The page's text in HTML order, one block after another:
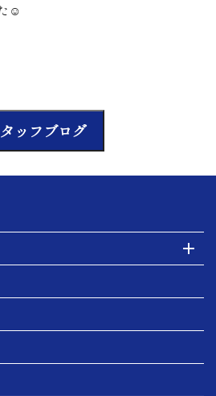
☺
ッフブログ